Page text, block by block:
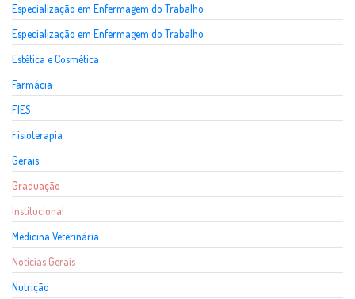
Especialização em Enfermagem do Trabalho
Especialização em Enfermagem do Trabalho
Estética e Cosmética
Farmácia
FIES
Fisioterapia
Gerais
Graduação
Institucional
Medicina Veterinária
Notícias Gerais
Nutrição